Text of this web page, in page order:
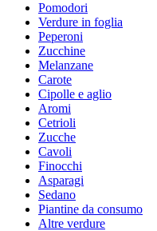
Pomodori
Verdure in foglia
Peperoni
Zucchine
Melanzane
Carote
Cipolle e aglio
Aromi
Cetrioli
Zucche
Cavoli
Finocchi
Asparagi
Sedano
Piantine da consumo
Altre verdure